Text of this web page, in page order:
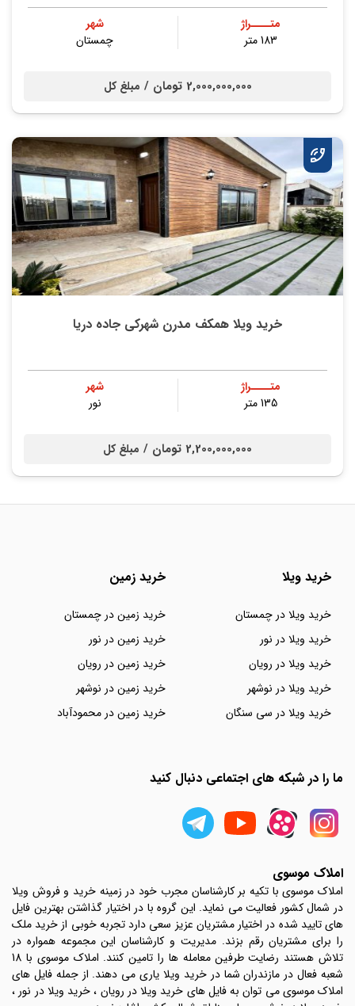
متــــراژ
183 متر
شهر
چمستان
2,000,000,000 تومان / مبلغ کل
خرید ویلا همکف مدرن شهرکی جاده دریا
متــــراژ
135 متر
شهر
نور
2,200,000,000 تومان / مبلغ کل
خرید ویلا
خرید ویلا در چمستان
خرید ویلا در نور
خرید ویلا در رویان
خرید ویلا در نوشهر
خرید ویلا در سی سنگان
خرید زمین
خرید زمین در چمستان
خرید زمین در نور
خرید زمین در رویان
خرید زمین در نوشهر
خرید زمین در محمودآباد
ما را در شبکه های اجتماعی دنبال کنید
املاک موسوی
املاک موسوی با تکیه بر کارشناسان مجرب خود در زمینه خرید و فروش ویلا
در شمال کشور فعالیت می نماید. این گروه با در اختیار گذاشتن بهترین فایل
های تایید شده در اختیار مشتریان عزیز سعی دارد تجربه خوبی از خرید ملک
را برای مشتریان رقم بزند. مدیریت و کارشناسان این مجموعه همواره در
تلاش هستند رضایت طرفین معامله ها را تامین کنند. املاک موسوی با 18
شعبه فعال در مازندران شما در خرید ویلا یاری می دهند. از جمله فایل های
املاک موسوی می توان به فایل های خرید ویلا در رویان ، خرید ویلا در نور ،